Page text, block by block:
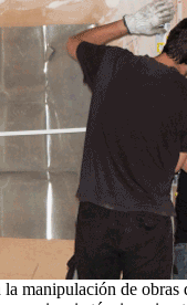
manipulación de